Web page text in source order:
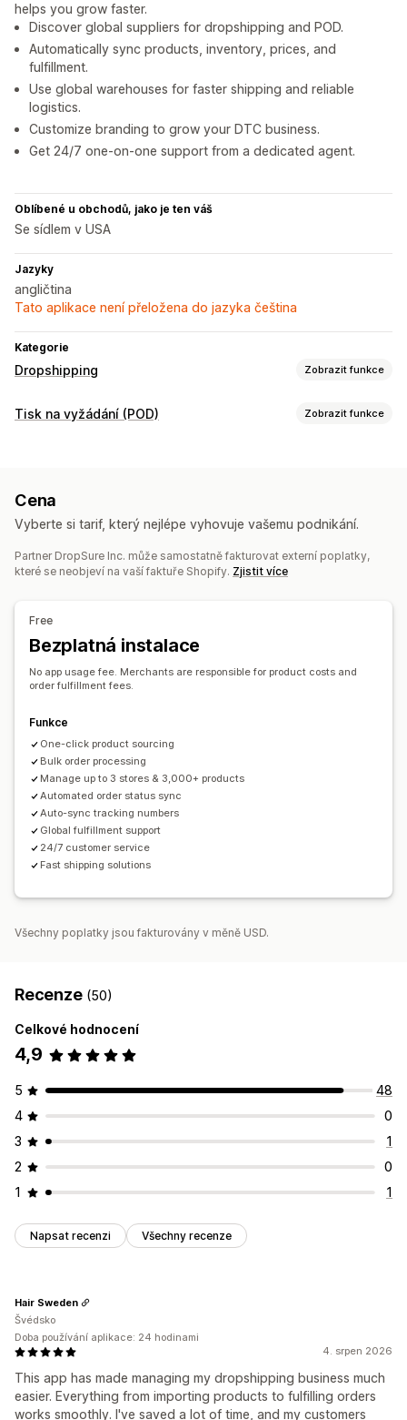
helps you grow faster.
Discover global suppliers for dropshipping and POD.
Automatically sync products, inventory, prices, and
fulfillment.
Use global warehouses for faster shipping and reliable
logistics.
Customize branding to grow your DTC business.
Get 24/7 one-on-one support from a dedicated agent.
Oblíbené u obchodů, jako je ten váš
Se sídlem v USA
Jazyky
angličtina
Tato aplikace není přeložena do jazyka čeština
Kategorie
Dropshipping Zobrazit funkce
Produkty, které můžete prodávat
Nábytek
Automobilový průmysl
Zdrojové lokality
Francouzská Polynésie
Hongkong – ZAO Číny
Kanada Kolumbie
Tisk na vyžádání (POD) Zobrazit funkce
Generátor maket
Tašky
Oděvy Nápojové sklo Domácí dekorace
Možnosti dopravy
Přes třetí stranu
Vlastní doprava
Sledování objednávek
Cena
Vyberte si tarif, který nejlépe vyhovuje vašemu podnikání.
Partner DropSure Inc. může samostatně fakturovat externí poplatky,
které se neobjeví na vaší faktuře Shopify. Zjistit více
Free
Bezplatná instalace
No app usage fee. Merchants are responsible for product costs and
order fulfillment fees.
Funkce
One-click product sourcing
Bulk order processing
Manage up to 3 stores & 3,000+ products
Automated order status sync
Auto-sync tracking numbers
Global fulfillment support
24/7 customer service
Fast shipping solutions
Všechny poplatky jsou fakturovány v měně USD.
Recenze (50)
Celkové hodnocení
4,9
5
48
4
0
3
1
2
0
1
1
Napsat recenzi Všechny recenze
4. srpen 2026
This app has made managing my dropshipping business much
easier. Everything from importing products to fulfilling orders
works smoothly. I've saved a lot of time, and my customers
Hair Sweden
Švédsko
Doba používání aplikace: 24 hodinami